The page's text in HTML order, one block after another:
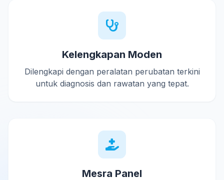
Kelengkapan Moden
Dilengkapi dengan peralatan perubatan terkini
untuk diagnosis dan rawatan yang tepat.
Mesra Panel